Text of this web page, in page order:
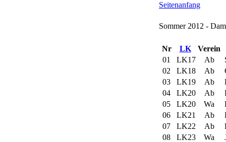
Seitenanfang
Sommer 2012 -
Nr LK
Verein
01
LK17 Ab
02
LK18 Ab
03
LK19 Ab
04
LK20 Ab
05
LK20 Wa
06
LK21 Ab
07
LK22 Ab
08
LK23 Wa